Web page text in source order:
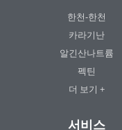
한천-한천
카라기난
알긴산나트륨
펙틴
더 보기 +
서비스